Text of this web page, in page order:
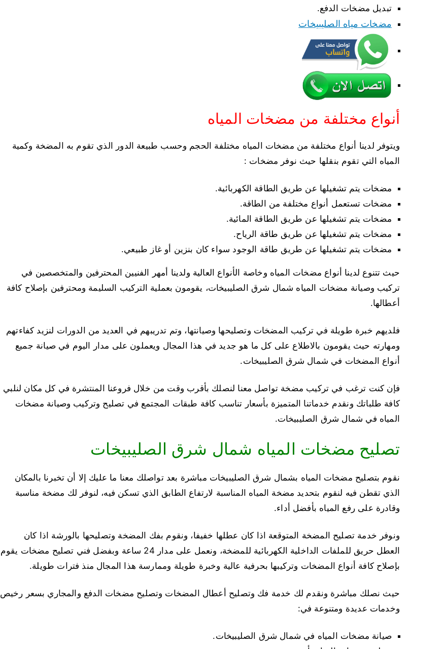
تبديل مضخات الدفع.
مضخات مياه الصليبيخات
أنواع مختلفة من مضخات المياه
ويتوفر لدينا أنواع مختلفة من مضخات المياه مختلفة الحجم وحسب طبيعة الدور الذي تقوم به المضخة وكمية
المياه التي تقوم بنقلها حيث نوفر مضخات :
مضخات يتم تشغيلها عن طريق الطاقة الكهربائية.
مضخات تستعمل أنواع مختلفة من الطاقة.
مضخات يتم تشغيلها عن طريق الطاقة المائية.
مضخات يتم تشغيلها عن طريق طاقة الرياح.
مضخات يتم تشغيلها عن طريق طاقة الوجود سواء كان بنزين أو غاز طبيعي.
حيث تتنوع لدينا أنواع مضخات المياه وخاصة الأنواع العالية ولدينا أمهر الفنيين المحترفين والمتخصصين في
تركيب وصيانة مضخات المياه شمال شرق الصليبيخات، يقومون بعملية التركيب السليمة ومحترفين بإصلاح كافة
أعطالها.
فلديهم خبرة طويلة في تركيب المضخات وتصليحها وصيانتها، وتم تدريبهم في العديد من الدورات لنزيد كفاءتهم
ومهارته حيث يقومون بالاطلاع على كل ما هو جديد في هذا المجال ويعملون على مدار اليوم في صيانة جميع
أنواع المضخات في شمال شرق الصليبيخات.
فإن كنت ترغب في تركيب مضخة تواصل معنا لنصلك بأقرب وقت من خلال فروعنا المنتشرة في كل مكان لنلبي
كافة طلباتك ونقدم خدماتنا المتميزة بأسعار تناسب كافة طبقات المجتمع في تصليح وتركيب وصيانة مضخات
المياه في شمال شرق الصليبيخات.
تصليح مضخات المياه شمال شرق الصليبيخات
نقوم بتصليح مضخات المياه بشمال شرق الصليبيخات مباشرة بعد تواصلك معنا ما عليك إلا أن تخبرنا بالمكان
الذي تقطن فيه لنقوم بتحديد مضخة المياه المناسبة لارتفاع الطابق الذي تسكن فيه، لنوفر لك مضخة مناسبة
وقادرة على رفع المياه بأفضل أداء.
ونوفر خدمة تصليح المضخة المتوقعة اذا كان عطلها خفيفا، ونقوم بفك المضخة وتصليحها بالورشة اذا كان
العطل حريق للملفات الداخلية الكهربائية للمضخة، ونعمل على مدار 24 ساعة وبفضل فني تصليح مضخات يقوم
بإصلاح كافة أنواع المضخات وتركيبها بحرفية عالية وخبرة طويلة وممارسة هذا المجال منذ فترات طويلة.
حيث نصلك مباشرة ونقدم لك خدمة فك وتصليح أعطال المضخات وتصليح مضخات الدفع والمجاري بسعر رخيص
وخدمات عديدة ومتنوعة في:
صيانة مضخات المياه في شمال شرق الصليبيخات.